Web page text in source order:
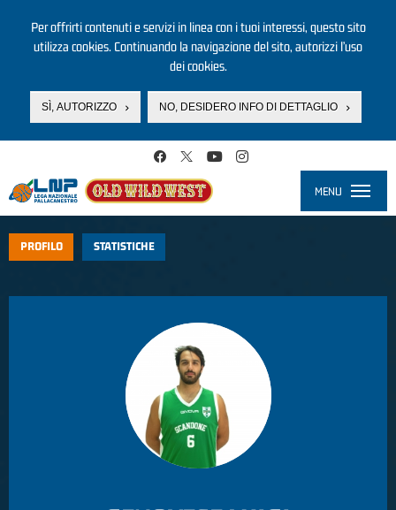
Per offrirti contenuti e servizi in linea con i tuoi interessi, questo sito
utilizza cookies. Continuando la navigazione del sito, autorizzi l’uso
dei cookies.
SÌ, AUTORIZZO NO, DESIDERO INFO DI DETTAGLIO
MENU
PROFILO STATISTICHE